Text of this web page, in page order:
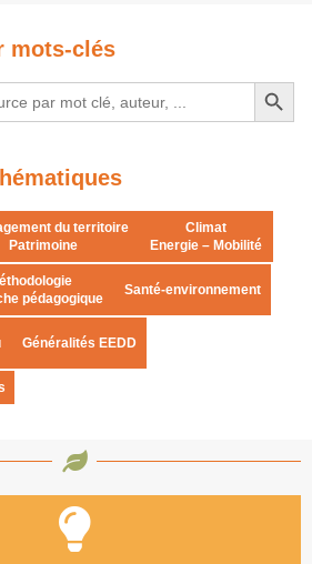
mots-clés
Search Button
du territoire
Patrimoine
Climat
Energie – Mobilité
pédagogique
Santé-environnement
Généralités EEDD